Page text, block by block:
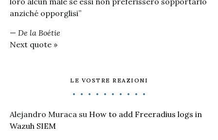
anziché opporglisi”
— De la Boétie
Next quote »
LE VOSTRE REAZIONI
Alejandro Muraca su How to add Freeradius logs in
Wazuh SIEM